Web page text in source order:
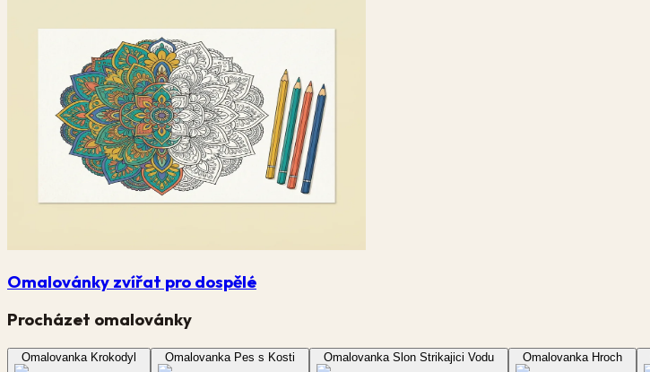
Omalovánky zvířat pro dospělé
Procházet omalovánky
Omalovanka Krokodyl Omalovanka Pes s Kosti Omalovanka Slon Strikajici Vodu Omalovanka Hroch